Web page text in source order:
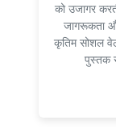
को उजागर
जागरूकता
कृतिम सोशल
पुस्तक